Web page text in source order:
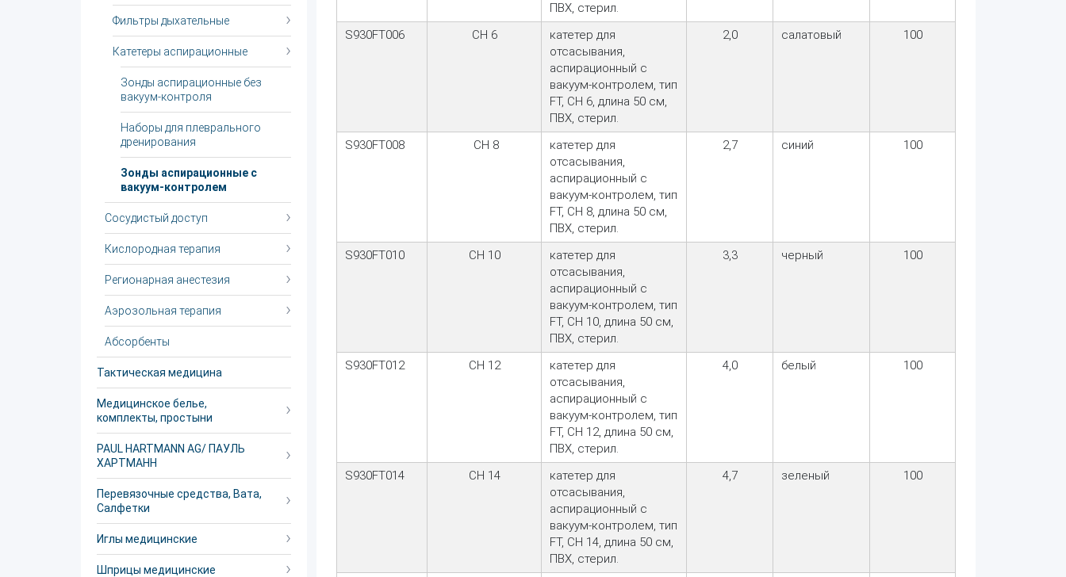
Фильтры дыхательные
Катетеры аспирационные
Зонды аспирационные без
вакуум-контроля
Наборы для плеврального
дренирования
Зонды аспирационные с
вакуум-контролем
Сосудистый доступ
Кислородная терапия
Регионарная анестезия
Аэрозольная терапия
Абсорбенты
Тактическая медицина
Медицинское белье,
комплекты, простыни
PAUL HARTMANN AG/ ПАУЛЬ
ХАРТМАНН
Перевязочные средства, Вата,
Салфетки
Иглы медицинские
Шприцы медицинские
ПВХ, стерил.
S930FT006 CH 6
катетер для
отсасывания,
аспирационный с
вакуум-контролем, тип
FT, CH 6, длина 50 см,
ПВХ, стерил.
2,0 салатовый 100
S930FT008 CH 8
катетер для
отсасывания,
аспирационный с
вакуум-контролем, тип
FT, CH 8, длина 50 см,
ПВХ, стерил.
2,7 синий 100
S930FT010 CH 10
катетер для
отсасывания,
аспирационный с
вакуум-контролем, тип
FT, CH 10, длина 50 см,
ПВХ, стерил.
3,3 черный 100
S930FT012 CH 12
катетер для
отсасывания,
аспирационный с
вакуум-контролем, тип
FT, CH 12, длина 50 см,
ПВХ, стерил.
4,0 белый 100
S930FT014 CH 14
катетер для
отсасывания,
аспирационный с
вакуум-контролем, тип
FT, CH 14, длина 50 см,
ПВХ, стерил.
4,7 зеленый 100